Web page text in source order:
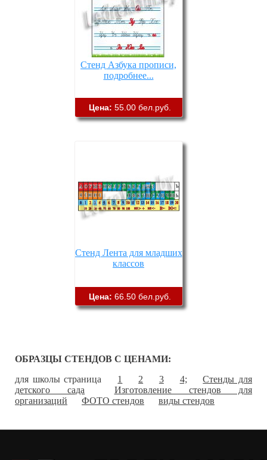
Стенд Азбука прописи,
подробнее...
Цена: 55.00 бел.руб.
Стенд Лента для младших
классов
Цена: 66.50 бел.руб.
ОБРАЗЦЫ СТЕНДОВ С ЦЕНАМИ:
для школы страница 1 2 3 4;
Стенды для
детского сада
Изготовление стендов для
организаций
ФОТО стендов виды стендов